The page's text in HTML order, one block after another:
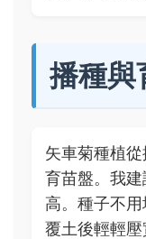
播種與
矢車菊種植
育苗盤。我
高。種子不
覆土後輕輕壓